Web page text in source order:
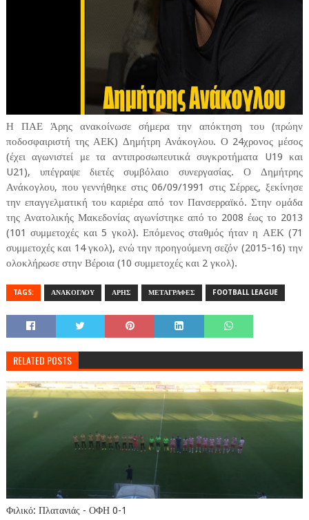
Η ΠΑΕ Άρης ανακοίνωσε σήμερα την απόκτηση του (πρώην
ποδοσφαιριστή της ΑΕΚ) Δημήτρη Ανάκογλου. Ο 24χρονος μέσος
(έχει αγωνιστεί με τα αντιπροσωπευτικά συγκροτήματα U19 και
U21), υπέγραψε διετές συμβόλαιο συνεργασίας. Ο Δημήτρης
Ανάκογλου, που γεννήθηκε στις 06/09/1991 στις Σέρρες, ξεκίνησε
την επαγγελματική του καριέρα από τον Πανσερραϊκό. Στην ομάδα
της Ανατολικής Μακεδονίας αγωνίστηκε από το 2008 έως το 2013
(101 συμμετοχές και 5 γκολ). Επόμενος σταθμός ήταν η ΑΕΚ (71
συμμετοχές και 14 γκολ), ενώ την προηγούμενη σεζόν (2015-16) την
ολοκλήρωσε στην Βέροια (10 συμμετοχές και 2 γκολ).
TAGS: ΑΝΑΚΟΓΛΟΥ ΑΡΗΣ ΜΕΤΑΓΡΑΦΕΣ FOOTBALL LEAGUE
RELATED POSTS
Φιλικό: Πλατανιάς - ΟΦΗ 0-1